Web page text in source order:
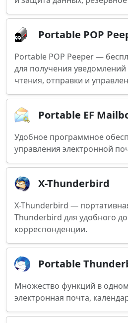
Portable POP
Portable POP Peeper —
для получения
чтения, отправки и
Portable EF
Удобное программное
управления электронной
X-Thunderbird
X-Thunderbird —
Thunderbird для удобного
корреспонденции.
Portable
Множество функций в
электронная почта,